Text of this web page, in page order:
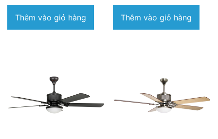
Thêm vào giỏ hàng Thêm vào giỏ hàng